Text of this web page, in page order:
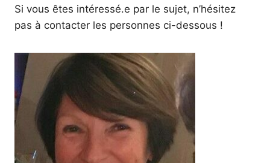
Si vous êtes intéressé.e par le sujet, n’hésitez
pas à contacter les personnes ci-dessous !